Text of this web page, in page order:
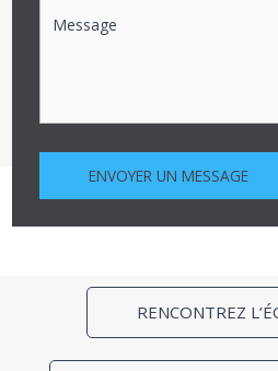
ENVOYER UN MESSAGE
RENCONTREZ